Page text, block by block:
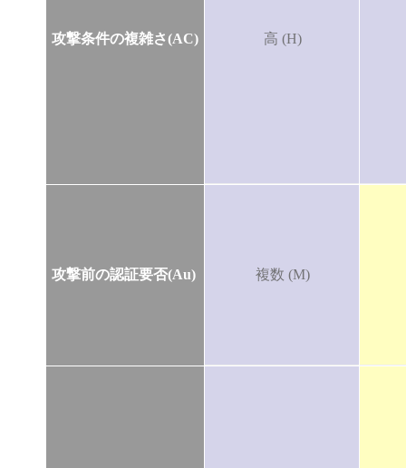
攻撃条件の複雑さ(AC) 高 (H)
攻撃前の認証要否(Au) 複数 (M)